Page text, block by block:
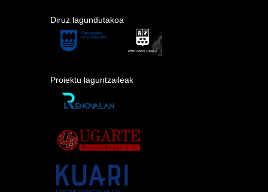
Diruz lagundutakoa
Proiektu laguntzaileak